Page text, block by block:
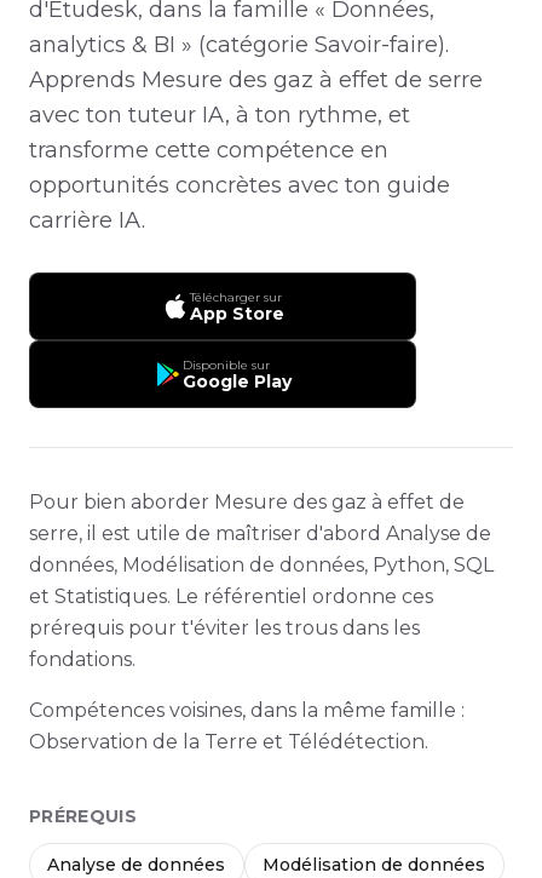
d'Etudesk, dans la famille « Données,
analytics & BI » (catégorie Savoir-faire).
Apprends Mesure des gaz à effet de serre
avec ton tuteur IA, à ton rythme, et
transforme cette compétence en
opportunités concrètes avec ton guide
carrière IA.
Télécharger sur
App Store
Disponible sur
Google Play
Pour bien aborder Mesure des gaz à effet de
serre, il est utile de maîtriser d'abord Analyse de
données, Modélisation de données, Python, SQL
et Statistiques. Le référentiel ordonne ces
prérequis pour t'éviter les trous dans les
fondations.
Compétences voisines, dans la même famille :
Observation de la Terre et Télédétection.
PRÉREQUIS
Analyse de données Modélisation de données